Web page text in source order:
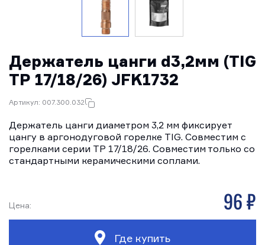
Держатель цанги d3,2мм (TIG
TP 17/18/26) JFK1732
Артикул: 007.300.032
Держатель цанги диаметром 3,2 мм фиксирует
цангу в аргонодуговой горелке TIG. Совместим с
горелками серии TP 17/18/26. Совместим только со
стандартными керамическими соплами.
Цена: 96 р
Где купить